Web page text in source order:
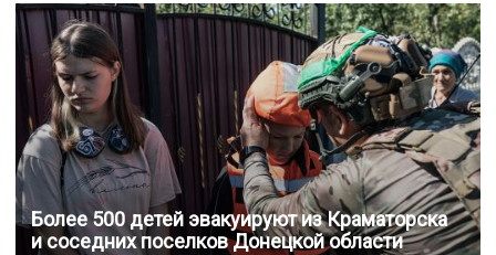
Более 500 детей эвакуируют из Краматорска
и соседних поселков Донецкой области